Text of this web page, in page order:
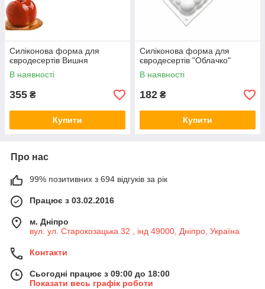
Силіконова форма для
євродесертів Вишня
В наявності
355 ₴
Купити
Силіконова форма для
євродесертів "Облачко"
В наявності
182 ₴
Купити
Про нас
99% позитивних з 694 відгуків за рік
Працює з 03.02.2016
м. Дніпро
вул. ул. Старокозацька 32 , інд 49000, Дніпро, Україна
Контакти
Сьогодні працює з 09:00 до 18:00
Показати весь графік роботи